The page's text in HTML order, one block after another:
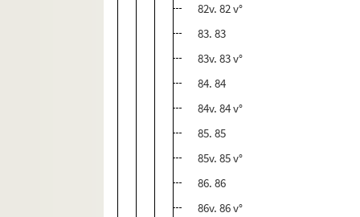
82v. 82 v°
83. 83
83v. 83 v°
84. 84
84v. 84 v°
85. 85
85v. 85 v°
86. 86
86v. 86 v°